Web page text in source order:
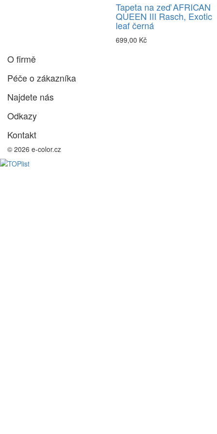
Tapeta na zeď AFRICAN
QUEEN III Rasch, Exotic
leaf černá
699,00 Kč
O firmě
Péče o zákazníka
Najdete nás
Odkazy
Kontakt
© 2026 e-color.cz